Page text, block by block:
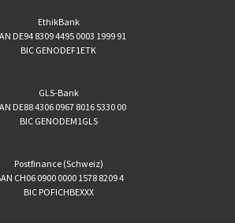
EthikBank
DE94 8309 4495 0003 1999 91
BIC GENODEF1ETK
GLS-Bank
DE88 4306 0967 8016 5330 00
BIC GENODEM1GLS
Postfinance (Schweiz)
CH06 0900 0000 1578 8209 4
BIC POFICHBEXXX